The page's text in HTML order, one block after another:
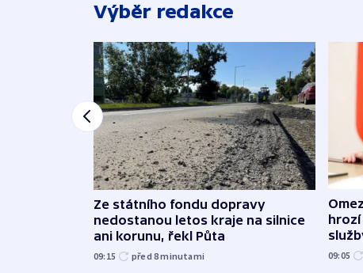
Výběr redakce
Ze státního fondu dopravy
nedostanou letos kraje na silnice
ani korunu, řekl Půta
09:15 před 8minutami
hrozí
09:05